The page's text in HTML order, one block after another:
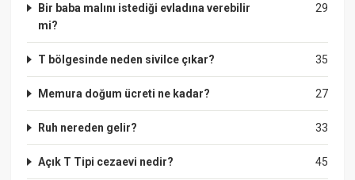
29
Bir baba malını istediği evladına verebilir
mi?
35
T bölgesinde neden sivilce çıkar?
27
Memura doğum ücreti ne kadar?
33
Ruh nereden gelir?
45
Açık T Tipi cezaevi nedir?